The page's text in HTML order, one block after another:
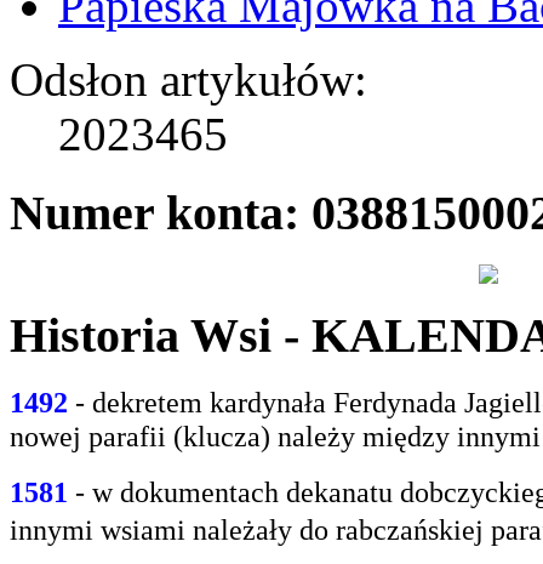
Odsłon artykułów:
2023465
Numer konta:
Historia Wsi -
1492 - dekretem kardynała Ferdynada
nowej parafii (klucza) należy między
1581 - wdokumentach dekanatu
innymi wsiami należały do rabczańskiej